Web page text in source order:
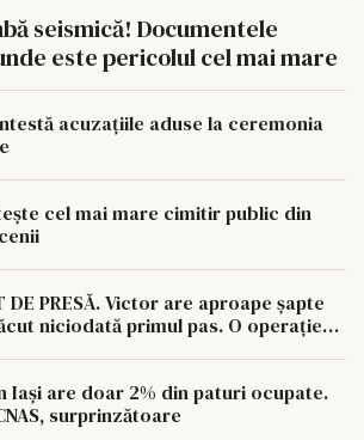
seismică! Documentele
este pericolul cel mai mare
acuzațiile aduse la ceremonia
cel mai mare cimitir public din
DE PRESĂ. Victor are aproape șapte
niciodată primul pas. O operație
Iași are doar 2% din paturi ocupate.
surprinzătoare